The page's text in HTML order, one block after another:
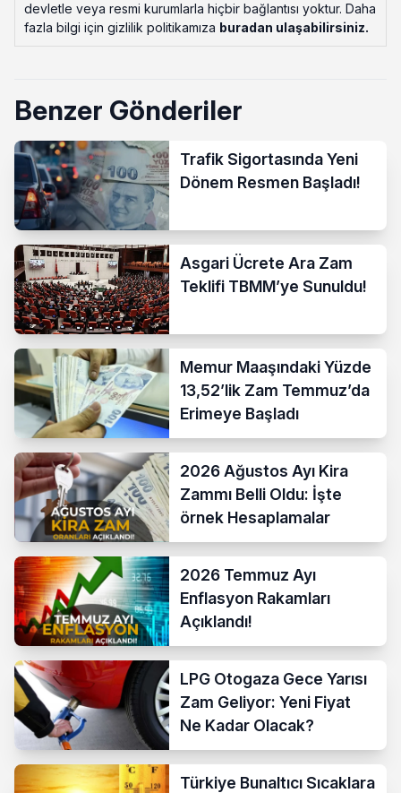
devletle veya resmi kurumlarla hiçbir bağlantısı yoktur. Daha
fazla bilgi için gizlilik politikamıza buradan ulaşabilirsiniz.
Benzer Gönderiler
Trafik Sigortasında Yeni
Dönem Resmen Başladı!
Asgari Ücrete Ara Zam
Teklifi TBMM’ye Sunuldu!
Memur Maaşındaki Yüzde
13,52’lik Zam Temmuz’da
Erimeye Başladı
2026 Ağustos Ayı Kira
Zammı Belli Oldu: İşte
örnek Hesaplamalar
2026 Temmuz Ayı
Enflasyon Rakamları
Açıklandı!
LPG Otogaza Gece Yarısı
Zam Geliyor: Yeni Fiyat
Ne Kadar Olacak?
Türkiye Bunaltıcı Sıcaklara